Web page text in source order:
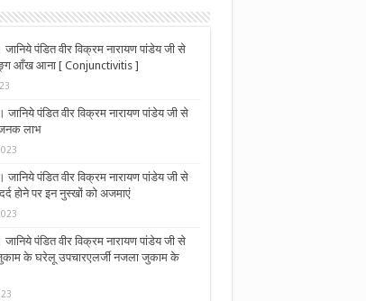
पंडित वीर विक्रम नारायण पांडेय जी से
आँख आना [ Conjunctivitis ]
पंडित वीर विक्रम नारायण पांडेय जी से
लाभ
पंडित वीर विक्रम नारायण पांडेय जी से
होने पर इन नुस्‍खों को अजमाएं
पंडित वीर विक्रम नारायण पांडेय जी से
के घरेलू उपचारएलर्जी नजला जुकाम के